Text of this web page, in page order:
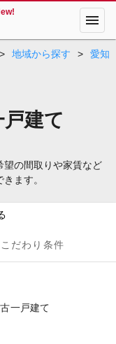
menu
> 地域から探す >
愛知
建て
望の間取りや家賃など
ます。
こだわり条件
一戸建て